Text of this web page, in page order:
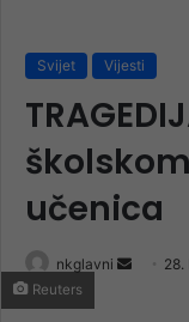
Svijet Vijesti
učenica
nkglavni
Send 28.
Reuters